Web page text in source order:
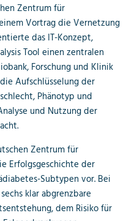
Zentrum für
Vortrag dieVernetzung
das IT-Konzept,
Tool einen zentralen
Forschung und Klinik
Aufschlüsselung der
Phänotyp und
und Nutzung der
Zentrum für
Erfolgsgeschichte der
Subtypen vor. Bei
klar abgrenzbare
dem Risiko für